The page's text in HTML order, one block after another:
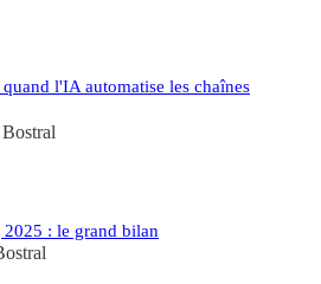
l'IA automatise les chaînes
: le grand bilan